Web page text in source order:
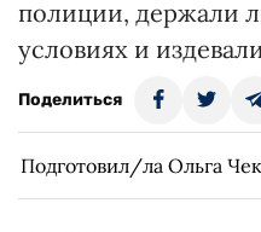
полиции, держали
условиях и
Поделиться
Подготовил/ла Ольга